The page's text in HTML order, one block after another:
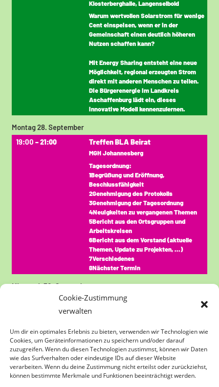
Cookie-Zustimmung
verwalten
Um dir ein optimales Erlebnis zu bieten, verwenden wir Technologien wie
Cookies, um Geräteinformationen zu speichern und/oder darauf
zuzugreifen. Wenn du diesen Technologien zustimmst, können wir Daten
wie das Surfverhalten oder eindeutige IDs auf dieser Website
verarbeiten. Wenn du deine Zustimmung nicht erteilst oder zurückziehst,
können bestimmte Merkmale und Funktionen beeinträchtigt werden.
Klosterberghalle, Langenselbold
Warum wertvollen Solarstrom für wenige
Cent einspeisen, wenn er in der
Gemeinschaft einen deutlich höheren
Nutzen schaffen kann?
Mit Energy Sharing entsteht eine neue
Möglichkeit, regional erzeugten Strom
direkt mit anderen Menschen zu teilen.
Die Bürgerenergie im Landkreis
Aschaffenburg lädt ein, dieses
innovative Modell kennenzulernen.
Montag 28. September
19:00 – 21:00 Treffen BLA Beirat
MGH Johannesberg
Tagesordnung:
1Begrüßung und Eröffnung,
Beschlussfähigkeit
2Genehmigung des Protokolls
3Genehmigung der Tagesordnung
4Neuigkeiten zu vergangenen Themen
5Bericht aus den Ortsgruppen und
Arbeitskreisen
6Bericht aus dem Vorstand (aktuelle
Themen, Update zu Projekten, …)
7Verschiedenes
8Nächster Termin
Mittwoch 30. September
Infoabend der
Energiegenossenschaft zu .......
Bisher ist es nur ein Platzhalter für den
Termin. Zu welchem Thema wir etwas
ausarbeiten ergibt sich im laufenden
Jahr.